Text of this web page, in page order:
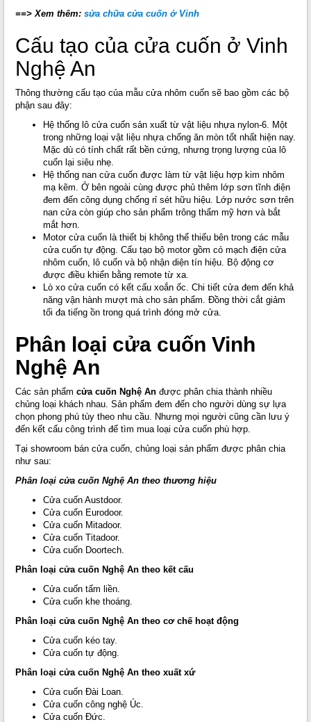
==> Xem thêm: sửa chữa cửa cuốn ở Vinh
Cấu tạo của cửa cuốn ở Vinh
Nghệ An
Thông thường cấu tạo của mẫu cửa nhôm cuốn sẽ bao gồm các bộ
phận sau đây:
Hệ thống lô cửa cuốn sản xuất từ vật liệu nhựa nylon-6. Một
trong những loại vật liệu nhựa chống ăn mòn tốt nhất hiện nay.
Mặc dù có tính chất rất bền cứng, nhưng trọng lượng của lô
cuốn lại siêu nhẹ.
Hệ thống nan cửa cuốn được làm từ vật liệu hợp kim nhôm
mạ kẽm. Ở bên ngoài cùng được phủ thêm lớp sơn tĩnh điện
đem đến công dụng chống rỉ sét hữu hiệu. Lớp nước sơn trên
nan cửa còn giúp cho sản phẩm trông thẩm mỹ hơn và bắt
mắt hơn.
Motor cửa cuốn là thiết bị không thể thiếu bên trong các mẫu
cửa cuốn tự động. Cấu tạo bộ motor gồm có mạch điện cửa
nhôm cuốn, lô cuốn và bộ nhận diện tín hiệu. Bộ động cơ
được điều khiển bằng remote từ xa.
Lò xo cửa cuốn có kết cấu xoắn ốc. Chi tiết cửa đem đến khả
năng vận hành mượt mà cho sản phẩm. Đồng thời cắt giảm
tối đa tiếng ồn trong quá trình đóng mở cửa.
Phân loại cửa cuốn Vinh
Nghệ An
Các sản phẩm cửa cuốn Nghệ An được phân chia thành nhiều
chủng loại khách nhau. Sản phẩm đem đến cho người dùng sự lựa
chọn phong phú tùy theo nhu cầu. Nhưng mọi người cũng cần lưu ý
đến kết cấu công trình để tìm mua loại cửa cuốn phù hợp.
Tại showroom bán cửa cuốn, chủng loại sản phẩm được phân chia
như sau:
Phân loại cửa cuốn Nghệ An theo thương hiệu
Cửa cuốn Austdoor.
Cửa cuốn Eurodoor.
Cửa cuốn Mitadoor.
Cửa cuốn Titadoor.
Cửa cuốn Doortech.
Phân loại cửa cuốn Nghệ An theo kết cấu
Cửa cuốn tấm liền.
Cửa cuốn khe thoáng.
Phân loại cửa cuốn Nghệ An theo cơ chế hoạt động
Cửa cuốn kéo tay.
Cửa cuốn tự động.
Phân loại cửa cuốn Nghệ An theo xuất xứ
Cửa cuốn Đài Loan.
Cửa cuốn công nghệ Úc.
Cửa cuốn Đức.